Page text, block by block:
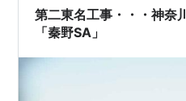
第二東名工事・・・神奈
「秦野SA」